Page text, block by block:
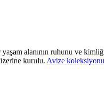
alanının ruhunu ve
kurulu. Avize